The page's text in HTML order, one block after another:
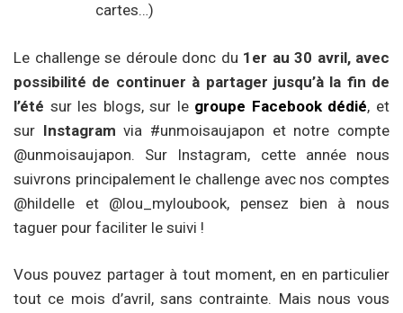
cartes…)
Le challenge se déroule donc du 1er au 30 avril, avec
possibilité de continuer à partager jusqu’à la fin de
l’été sur les blogs, sur le groupe Facebook dédié, et
sur Instagram via #unmoisaujapon et notre compte
@unmoisaujapon. Sur Instagram, cette année nous
suivrons principalement le challenge avec nos comptes
@hildelle et @lou_myloubook, pensez bien à nous
taguer pour faciliter le suivi !
Vous pouvez partager à tout moment, en en particulier
tout ce mois d’avril, sans contrainte. Mais nous vous